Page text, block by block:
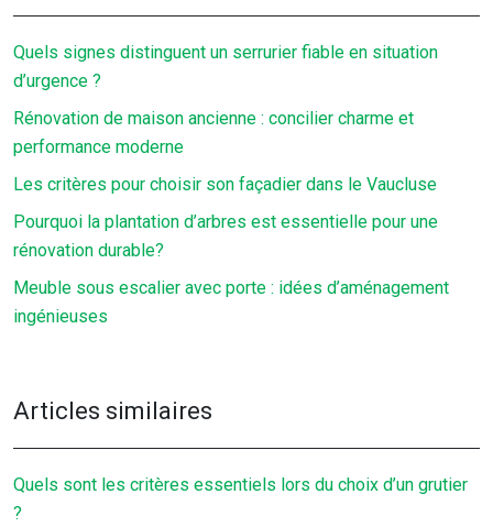
Quels signes distinguent un serrurier fiable en situation
d’urgence ?
Rénovation de maison ancienne : concilier charme et
performance moderne
Les critères pour choisir son façadier dans le Vaucluse
Pourquoi la plantation d’arbres est essentielle pour une
rénovation durable?
Meuble sous escalier avec porte : idées d’aménagement
ingénieuses
Articles similaires
Quels sont les critères essentiels lors du choix d’un grutier
?